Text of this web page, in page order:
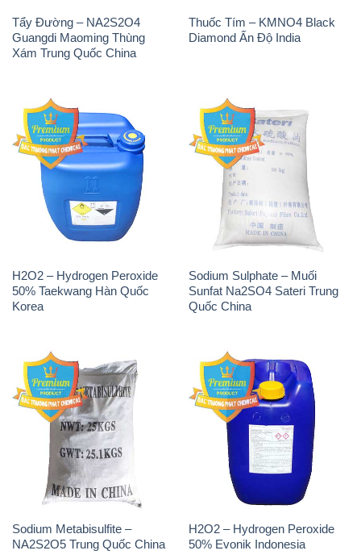
Tẩy Đường – NA2S2O4
Guangdi Maoming Thùng
Xám Trung Quốc China
Thuốc Tím – KMNO4 Black
Diamond Ấn Độ India
H2O2 – Hydrogen Peroxide
50% Taekwang Hàn Quốc
Korea
Sodium Sulphate – Muối
Sunfat Na2SO4 Sateri Trung
Quốc China
Sodium Metabisulfite –
NA2S2O5 Trung Quốc China
H2O2 – Hydrogen Peroxide
50% Evonik Indonesia